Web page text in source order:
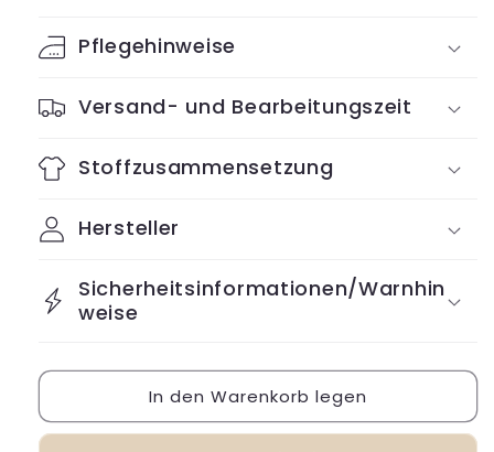
Pflegehinweise
Versand- und Bearbeitungszeit
Stoffzusammensetzung
Hersteller
Sicherheitsinformationen/Warnhin
weise
In den Warenkorb legen